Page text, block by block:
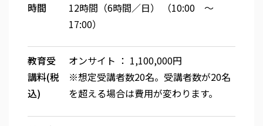
時間
12時間（6時間／日） （10:00 ～
17:00）
教育受
講料(税
込)
オンサイト ： 1,100,000円
※想定受講者数20名。受講者数が20名
を超える場合は費用が変わります。